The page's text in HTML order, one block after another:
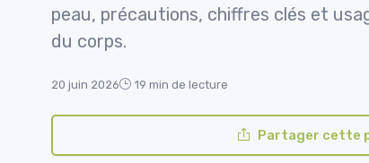
peau, précautions, chiffres clés et
du corps.
20 juin 2026 19 min de lecture
Partager cette